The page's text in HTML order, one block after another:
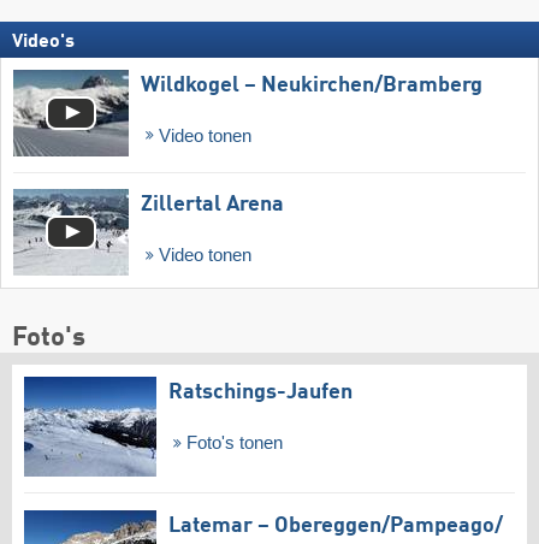
Video's
Wildkogel – Neukirchen/​Bramberg
Video tonen
Zillertal Arena
Video tonen
Foto's
Ratschings-Jaufen
Foto's tonen
Latemar – Obereggen/​Pampeago/​